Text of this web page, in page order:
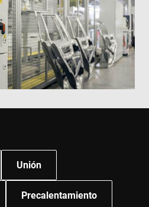
Unión
Precalentamiento